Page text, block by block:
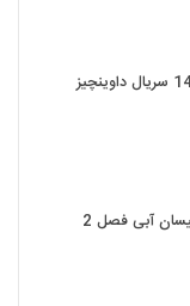
دانلود سریال نیسان آبی فصل 2